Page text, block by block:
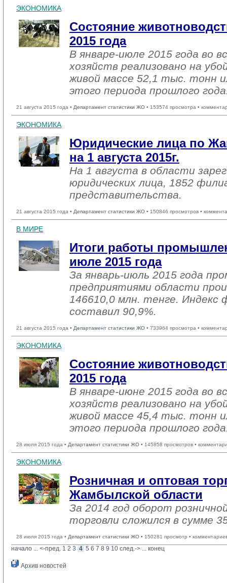
ЭКОНОМИКА
Состояние
2015 года
В январе-июле 2015 года во
хозяйств реализовано на
живой массе 52,1 тыс. тонн
этого периода прошлого
21 августа 2015 года • Департамент статистики ЖО • 153574 просмотра •
ЭКОНОМИКА
Юридические лица по
на 1 августа 2015г.
На 1 августа в области
юридических лица, 1852
представительства.
21 августа 2015 года • Департамент статистики ЖО • 150846 просмотров •
В МИРЕ
Итоги работы
июле 2015 года
За январь-июль 2015 года
предприятиями области
146610,0 млн. тенге. Индекс
составил 90,9%.
21 августа 2015 года • Департамент статистики ЖО • 733964 просмотра •
ЭКОНОМИКА
Состояние
2015 года
В январе-июне 2015 года во
хозяйств реализовано на
живой массе 45,4 тыс. тонн
этого периода прошлого
28 июля 2015 года • Департамент статистики ЖО • 145858 просмотров •
ЭКОНОМИКА
Розничная и оптовая
Жамбылской области
За 2014 год оборот
торговли сложился в сумме
28 июля 2015 года • Департамент статистики ЖО • 150281 просмотр •
начало ... <-пред. 1 2 3 4 5 6 7 8 9 10 след.-> ... конец
Архив новостей